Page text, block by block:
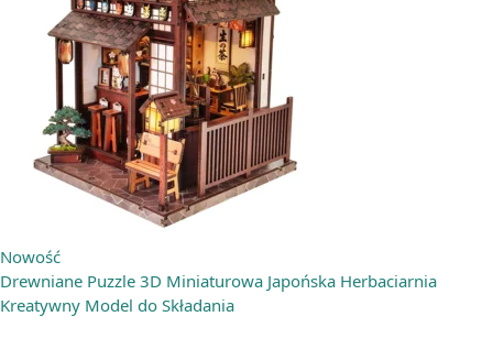
Nowość
Drewniane Puzzle 3D Miniaturowa Japońska Herbaciarnia
Kreatywny Model do Składania